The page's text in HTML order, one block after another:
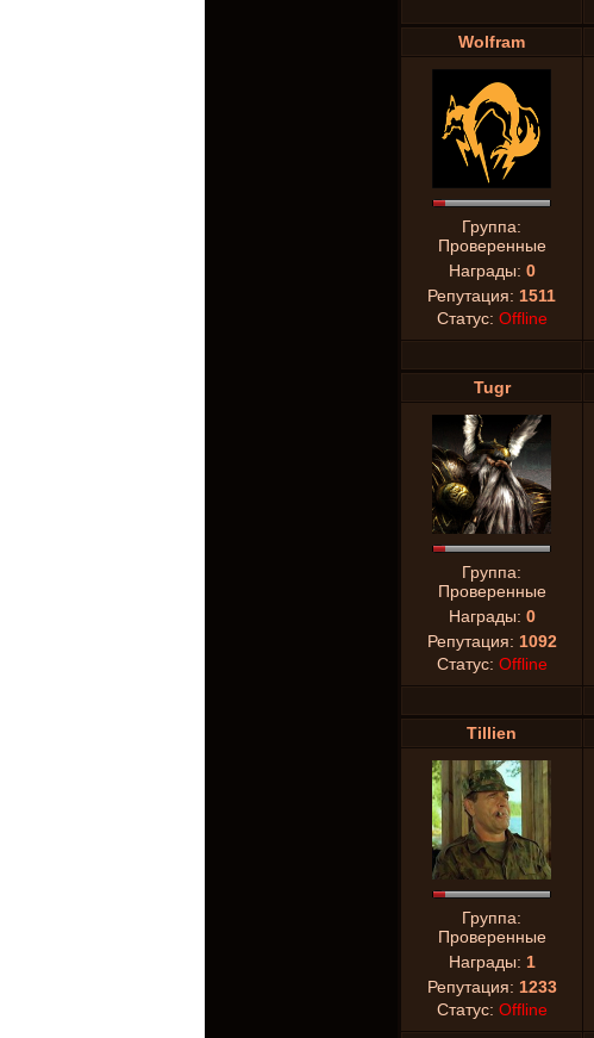
Wolfram
Группа:
Проверенные
Награды: 0
Репутация: 1511
Статус: Offline
Tugr
Группа:
Проверенные
Награды: 0
Репутация: 1092
Статус: Offline
Tillien
Группа:
Проверенные
Награды: 1
Репутация: 1233
Статус: Offline